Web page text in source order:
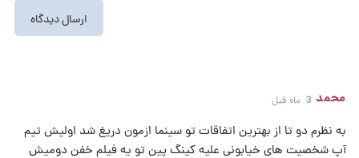
محمد 3 ماه قبل
به نظرم دو تا از بهترین اتفاقات تو سینما ازمون دریغ شد اولیش تیم
آپ شخصیت های خیابونی علیه کینگ پین تو یه فیلم خفن دومیش